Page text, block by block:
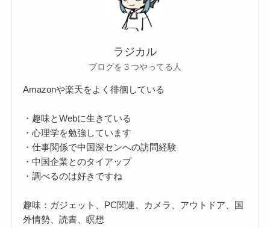
ラジカル
ブログを３つやってる人
Amazonや楽天をよく徘徊している
・趣味とWebに生きている
・心理学を勉強しています
・仕事関係で中国深センへの訪問経験
・中国企業とのタイアップ
・調べるのは好きですね
趣味：ガジェット、PC関連、カメラ、アウトドア、国
外情勢、読書、瞑想